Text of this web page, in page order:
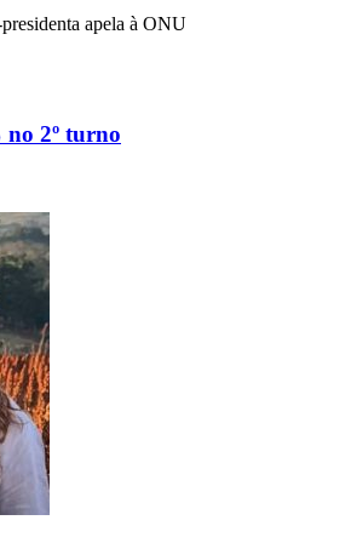
apela à ONU
2º turno